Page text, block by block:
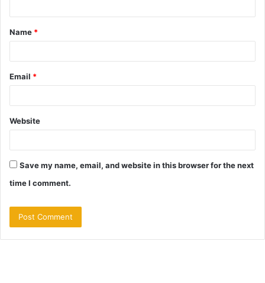
t
*
Name *
Email *
Website
Save my name, email, and website in this browser for the next
time I comment.